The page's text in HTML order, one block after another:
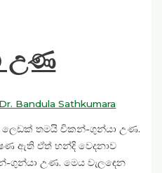
උණ
Dr. Bandula Sathkumara
ලෙඩක් තමයි චිකන්-ගුන්යා උණ.
ඇති ඒත් හන්දි වෙදනාව
ගුන්යා උණ. මෙය වැලඳෙන